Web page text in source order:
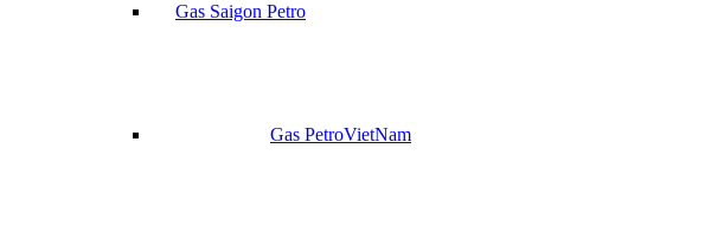
Gas Saigon Petro
Gas PetroVietNam